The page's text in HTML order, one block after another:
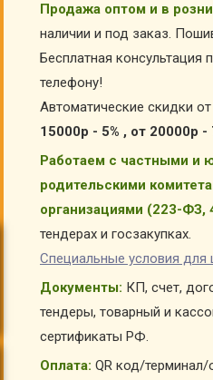
Продажа оптом и в
наличии и под заказ.
Бесплатная консультация
телефону!
Автоматические скидки
15000р - 5% , от 20000р -
Работаем с частными и
родительскими
организациями (223-ФЗ,
тендерах и госзакупках.
Специальные условия для
Документы: КП, счет,
тендеры, товарный и
сертификаты РФ.
Оплата: QR код/терминал/